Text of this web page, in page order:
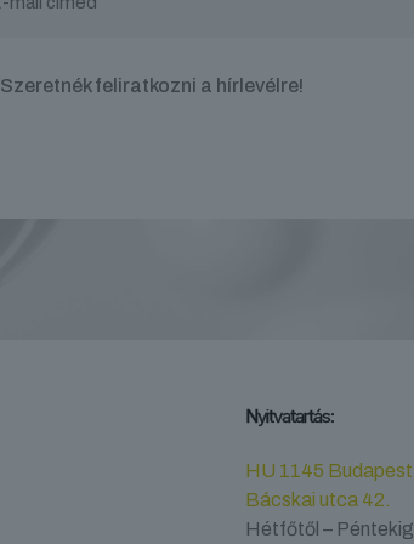
Szeretnék feliratkozni a hírlevélre!
Nyitvatartás:
HU 1145 Budapest
Bácskai utca 42.
Hétfőtől – Péntekig